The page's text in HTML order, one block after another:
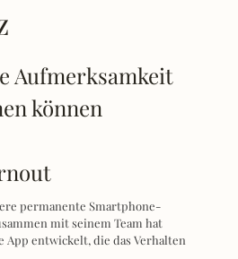
Aufmerksamkeit
können
permanente Smartphone-
mit seinem Team hat
App entwickelt, die das Verhalten